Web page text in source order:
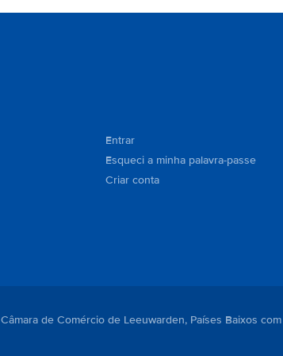
Entrar
Esqueci a minha palavra-passe
Criar conta
de Comércio de Leeuwarden, Países Baixos